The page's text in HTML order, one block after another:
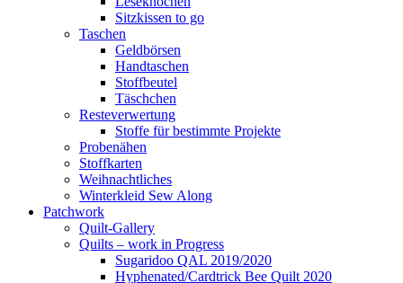
Sitzkissen to go
Taschen
Geldbörsen
Handtaschen
Stoffbeutel
Täschchen
Resteverwertung
Stoffe für bestimmte Projekte
Probenähen
Stoffkarten
Weihnachtliches
Winterkleid Sew Along
Patchwork
Quilt-Gallery
Quilts – work in Progress
Sugaridoo QAL 2019/2020
Hyphenated/Cardtrick Bee Quilt 2020